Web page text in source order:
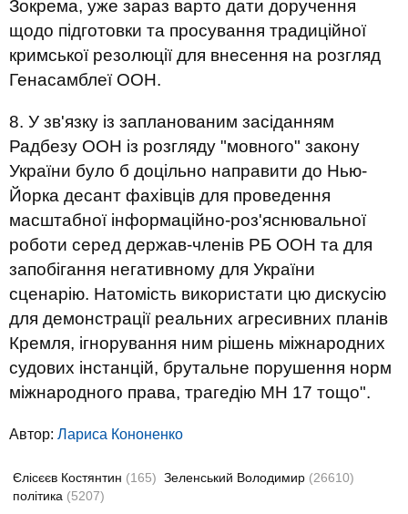
Зокрема, уже зараз варто дати доручення
щодо підготовки та просування традиційної
кримської резолюції для внесення на розгляд
Генасамблеї ООН.
8. У зв'язку із запланованим засіданням
Радбезу ООН із розгляду "мовного" закону
України було б доцільно направити до Нью-
Йорка десант фахівців для проведення
масштабної інформаційно-роз'яснювальної
роботи серед держав-членів РБ ООН та для
запобігання негативному для України
сценарію. Натомість використати цю дискусію
для демонстрації реальних агресивних планів
Кремля, ігнорування ним рішень міжнародних
судових інстанцій, брутальне порушення норм
міжнародного права, трагедію МН 17 тощо".
Автор: Лариса Кононенко
Єлісєєв Костянтин (165) Зеленський Володимир (26610)
політика (5207)